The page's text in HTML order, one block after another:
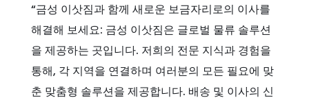
“금성 이삿짐과 함께 새로운 보금자리로의 이사를
해결해 보세요: 금성 이삿짐은 글로벌 물류 솔루션
을 제공하는 곳입니다. 저희의 전문 지식과 경험을
통해, 각 지역을 연결하며 여러분의 모든 필요에 맞
춘 맞춤형 솔루션을 제공합니다. 배송 및 이사의 신